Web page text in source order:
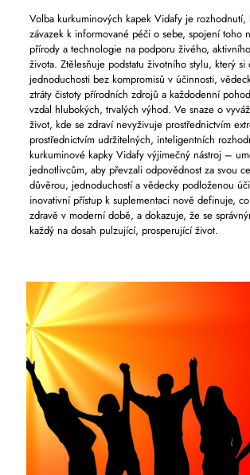
Volba kurkuminových kapek Vidafy je rozhodnutí,
závazek k informované péči o sebe, spojení toho
přírody a technologie na podporu živého,
života. Ztělesňuje podstatu životního stylu, který si
jednoduchosti bez kompromisů v účinnosti,
ztráty čistoty přírodních zdrojů a každodenní
vzdal hlubokých, trvalých výhod. Ve snaze o
život, kde se zdraví nevyživuje prostřednictvím
prostřednictvím udržitelných, inteligentních
kurkuminové kapky Vidafy výjimečný nástroj –
jednotlivcům, aby převzali odpovědnost za svou
důvěrou, jednoduchostí a vědecky podloženou
inovativní přístup k suplementaci nově definuje,
zdravě v moderní době, a dokazuje, že se
každý na dosah pulzující, prosperující život.